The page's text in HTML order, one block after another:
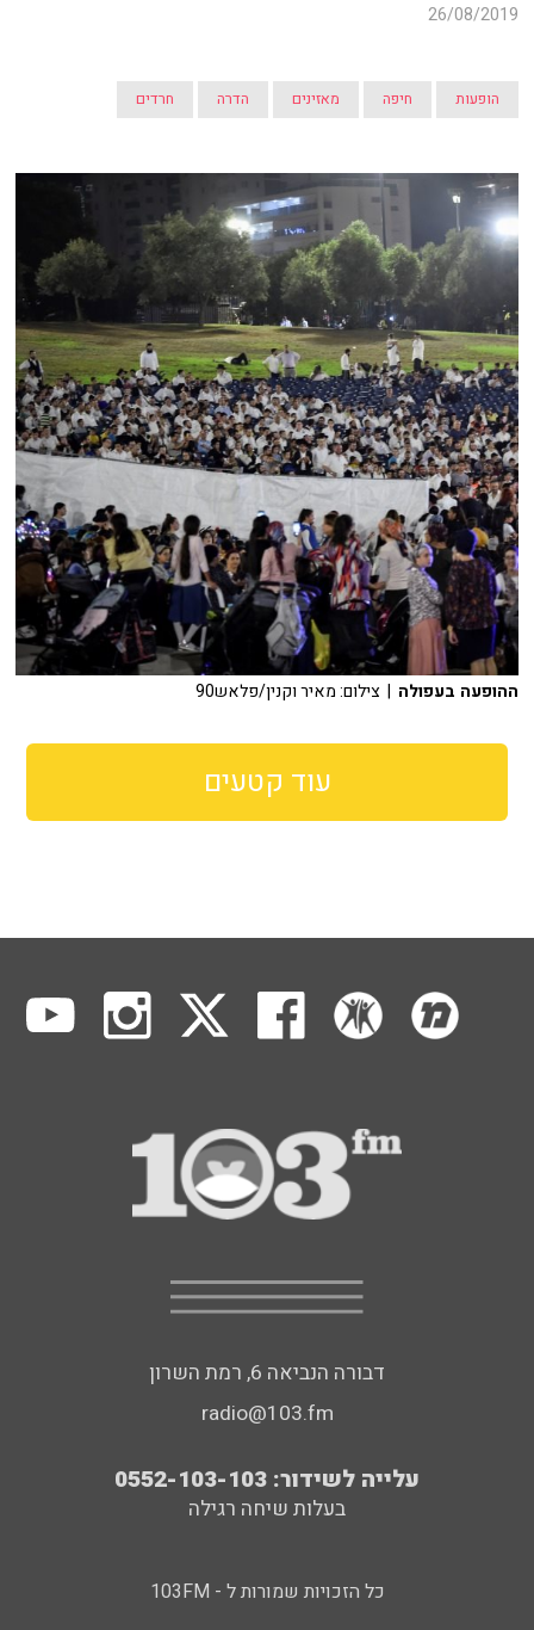
26/08/2019
הופעות חיפה מאזינים הדרה חרדים
ההופעה בעפולה | צילום: מאיר וקנין/פלאש90
עוד קטעים
דבורה הנביאה 6, רמת השרון
radio@103.fm
עלייה לשידור: 0552-103-103
בעלות שיחה רגילה
כל הזכויות שמורות ל - 103FM